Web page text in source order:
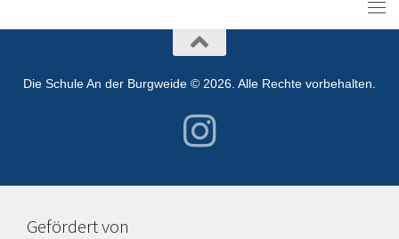
Die Schule An der Burgweide © 2026. Alle Rechte vorbehalten.
Gefördert von